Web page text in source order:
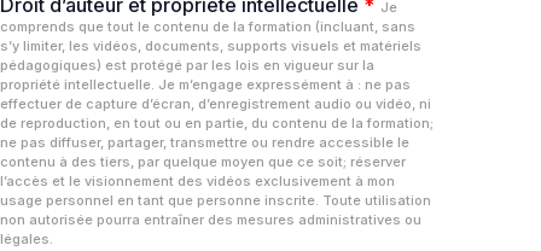
Je
comprends que tout le contenu de la formation (incluant, sans
s’y limiter, les vidéos, documents, supports visuels et matériels
pédagogiques) est protégé par les lois en vigueur sur la
propriété intellectuelle. Je m’engage expressément à : ne pas
effectuer de capture d’écran, d’enregistrement audio ou vidéo, ni
de reproduction, en tout ou en partie, du contenu de la formation;
ne pas diffuser, partager, transmettre ou rendre accessible le
contenu à des tiers, par quelque moyen que ce soit; réserver
l’accès et le visionnement des vidéos exclusivement à mon
usage personnel en tant que personne inscrite. Toute utilisation
non autorisée pourra entraîner des mesures administratives ou
légales.